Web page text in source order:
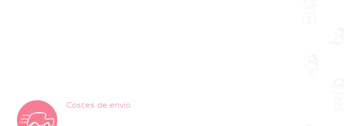
Costes de envío